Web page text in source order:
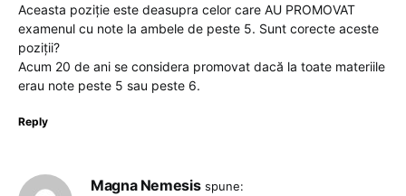
Aceasta poziție este deasupra celor care AU PROMOVAT
examenul cu note la ambele de peste 5. Sunt corecte aceste
poziții?
Acum 20 de ani se considera promovat dacă la toate materiile
erau note peste 5 sau peste 6.
Reply
Magna Nemesis spune: